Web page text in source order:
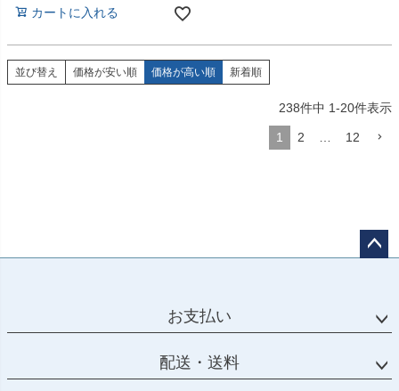
カートに入れる
並び替え 価格が安い順 価格が高い順 新着順
238件中 1-20件表示
1 2 … 12
お支払い
配送・送料